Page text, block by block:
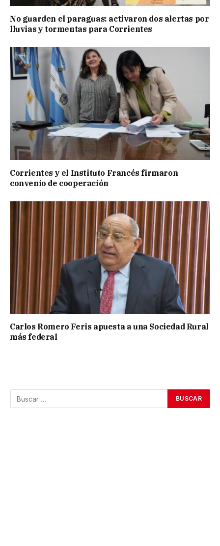
No guarden el paraguas: activaron dos alertas por
lluvias y tormentas para Corrientes
Corrientes y el Instituto Francés firmaron
convenio de cooperación
Carlos Romero Feris apuesta a una Sociedad Rural
más federal